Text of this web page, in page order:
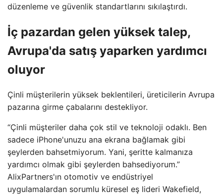
düzenleme ve güvenlik standartlarını sıkılaştırdı.
İç pazardan gelen yüksek talep,
Avrupa'da satış yaparken yardımcı
oluyor
Çinli müşterilerin yüksek beklentileri, üreticilerin Avrupa
pazarına girme çabalarını destekliyor.
“Çinli müşteriler daha çok stil ve teknoloji odaklı. Ben
sadece iPhone'unuzu ana ekrana bağlamak gibi
şeylerden bahsetmiyorum. Yani, şeritte kalmanıza
yardımcı olmak gibi şeylerden bahsediyorum.”
AlixPartners'ın otomotiv ve endüstriyel
uygulamalardan sorumlu küresel eş lideri Wakefield,